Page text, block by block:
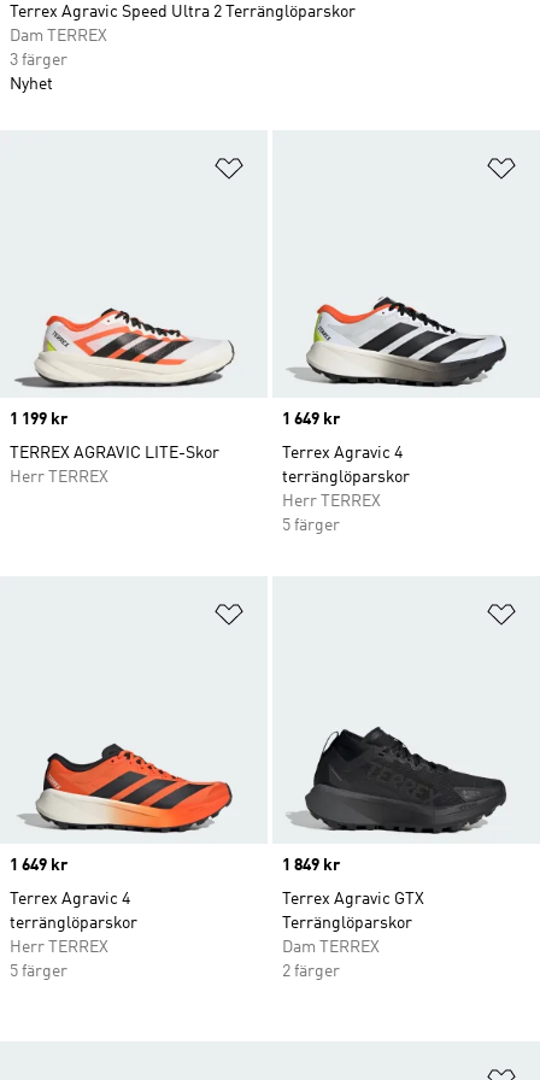
Price
1 199 kr
TERREX AGRAVIC LITE-Skor
Herr TERREX
Price
1 649 kr
Terrex Agravic 4
terränglöparskor
Herr TERREX
5 färger
Price
1 649 kr
Terrex Agravic 4
terränglöparskor
Herr TERREX
5 färger
Price
1 849 kr
Terrex Agravic GTX
Terränglöparskor
Dam TERREX
2 färger
Terrex Agravic Speed Ultra 2 Terränglöparskor
Dam TERREX
3 färger
Nyhet